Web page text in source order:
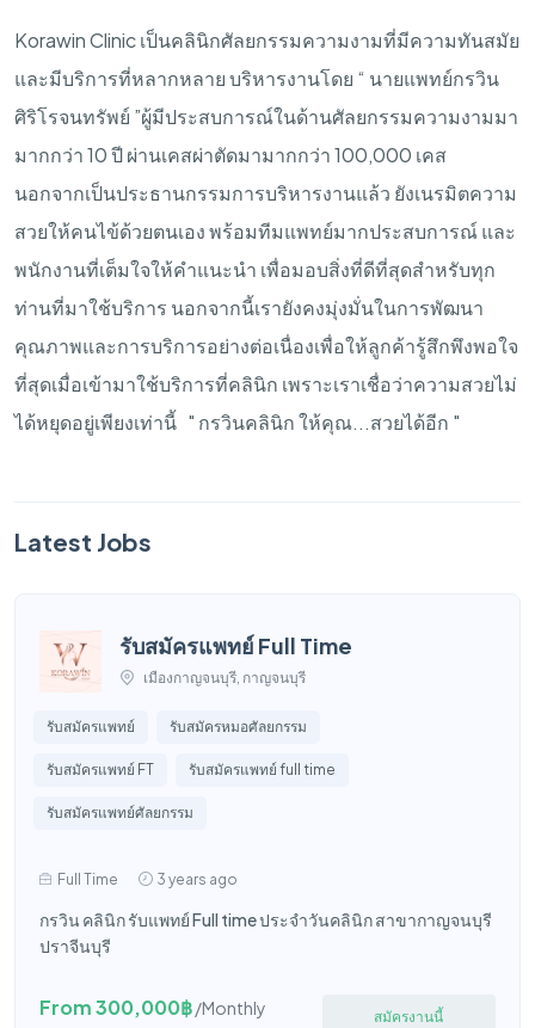
Korawin Clinicเป็นคลินิกศัลยกรรมความงามที่มีความทันสมัย
และมีบริการที่หลากหลายบริหารงานโดย “ นายแพทย์กรวิน
ศิริโรจนทรัพย์ ”ผู้มีประสบการณ์ในด้านศัลยกรรมความงามมา
มากกว่า10ปีผ่านเคสผ่าตัดมามากกว่า100,000 เคส
นอกจากเป็นประธานกรรมการบริหารงานแล้ว ยังเนรมิตความ
สวยให้คนไข้ด้วยตนเองพร้อมทีมแพทย์มากประสบการณ์และ
พนักงานที่เต็มใจให้คำแนะนำ เพื่อมอบสิ่งที่ดีที่สุดสำหรับทุก
ท่านที่มาใช้บริการ นอกจากนี้เรายังคงมุ่งมั่นในการพัฒนา
คุณภาพและการบริการอย่างต่อเนื่องเพื่อให้ลูกค้ารู้สึกพึงพอใจ
ที่สุดเมื่อเข้ามาใช้บริการที่คลินิก เพราะเราเชื่อว่าความสวยไม่
ได้หยุดอยู่เพียงเท่านี้ " กรวินคลินิกให้คุณ...สวยได้อีก "
Latest Jobs
รับสมัครแพทย์ Full Time
เมืองกาญจนบุรี, กาญจนบุรี
รับสมัครแพทย์ รับสมัครหมอศัลยกรรม
รับสมัครแพทย์ FT รับสมัครแพทย์ full time
รับสมัครแพทย์ศัลยกรรม
Full Time 3 years ago
กรวิน คลินิก รับแพทย์ Full time ประจำวันคลินิก สาขากาญจนบุรี
ปราจีนบุรี
From 300,000฿/Monthly สมัครงานนี้